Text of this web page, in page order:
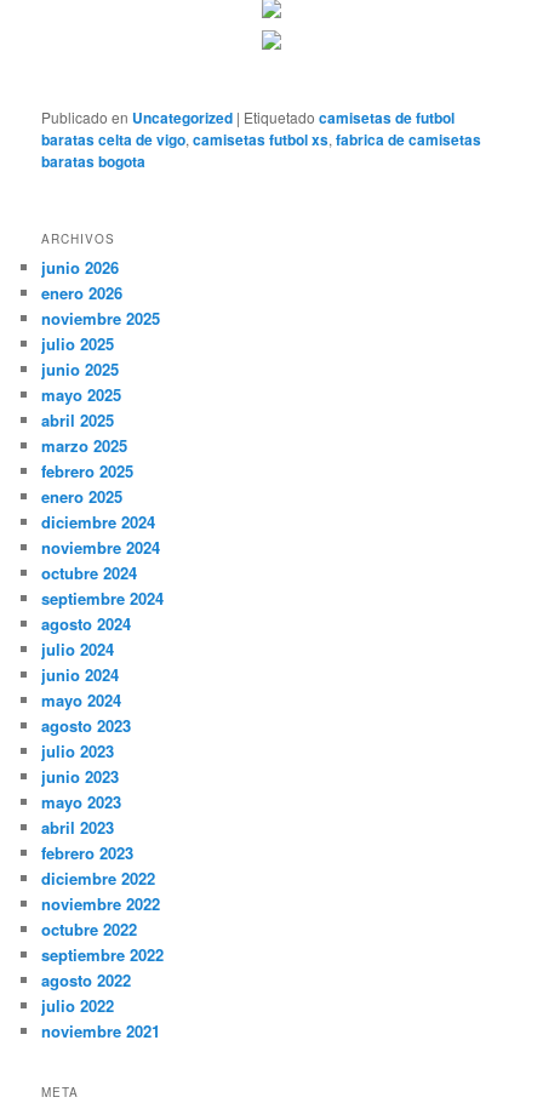
Publicado en Uncategorized | Etiquetado camisetas de futbol
baratas celta de vigo,camisetas futbol xs,fabrica de camisetas
baratas bogota
ARCHIVOS
junio 2026
enero 2026
noviembre 2025
julio 2025
junio 2025
mayo 2025
abril 2025
marzo 2025
febrero 2025
enero 2025
diciembre 2024
noviembre 2024
octubre 2024
septiembre 2024
agosto 2024
julio 2024
junio 2024
mayo 2024
agosto 2023
julio 2023
junio 2023
mayo 2023
abril 2023
febrero 2023
diciembre 2022
noviembre 2022
octubre 2022
septiembre 2022
agosto 2022
julio 2022
noviembre 2021
META